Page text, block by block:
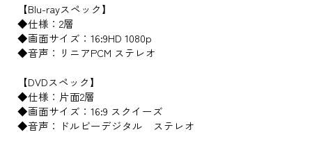
【Blu-rayスペック】
◆仕様：2層
◆画面サイズ：16:9HD 1080p
◆音声：リニアPCM ステレオ
【DVDスペック】
◆仕様：片面2層
◆画面サイズ：16:9 スクイーズ
◆音声：ドルビーデジタル ステレオ